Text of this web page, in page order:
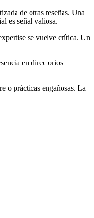
de otras reseñas. Una
es señal valiosa.
se vuelve crítica. Un
en directorios
o prácticas engañosas. La